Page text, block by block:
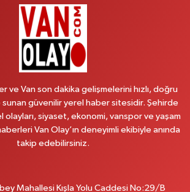
Yol Tarifi Al
Yusuf Bey Caddesi No:99 B Erciş Van
Yol Tarifi Al
ve Van son dakika gelişmelerini hızlı, doğru
sunan güvenilir yerel haber sitesidir. Şehirde
olayları, siyaset, ekonomi, vanspor ve yaşam
Van Olay’ın deneyimli ekibiyle anında
takip edebilirsiniz.
Mahallesi Kışla Yolu Caddesi No:29/B